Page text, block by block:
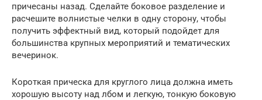
причесаны назад. Сделайте боковое разделение и
расчешите волнистые челки в одну сторону, чтобы
получить эффектный вид, который подойдет для
большинства крупных мероприятий и тематических
вечеринок.
Короткая прическа для круглого лица должна иметь
хорошую высоту над лбом и легкую, тонкую боковую